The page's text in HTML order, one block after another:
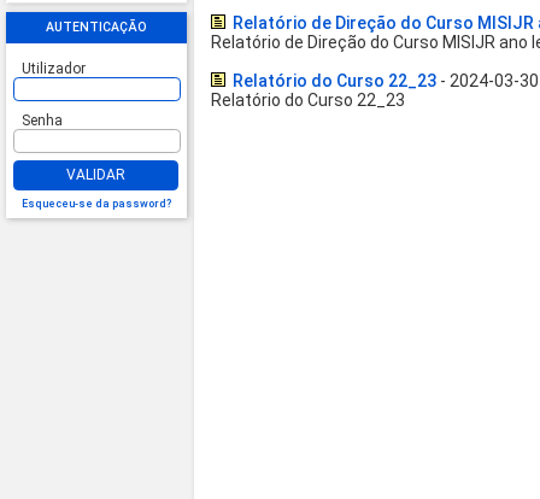
AUTENTICAÇÃO
Utilizador
Senha
VALIDAR
Esqueceu-se da password?
Relatório de Direção do Curso
Relatório de Direção do Curso MISIJR ano
Relatório do Curso 22_23 - 2024-03-30
Relatório do Curso 22_23